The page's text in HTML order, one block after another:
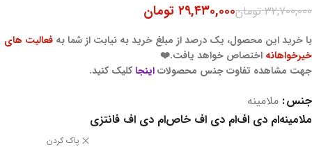
۳۲,۷۰۰,۰۰۰تومان۲۹,۴۳۰,۰۰۰ تومان
با خرید این محصول، یک درصد از مبلغ خرید به نیابت از شما به فعالیت های
خیرخواهانه اختصاص خواهد یافت.❤️
جهت مشاهده تفاوت جنس محصولاتاینجا کلیک کنید.
جنس ملامینه
ملامینهام دی افام دی اف خاصام دی اف فانتزی
پاک کردن